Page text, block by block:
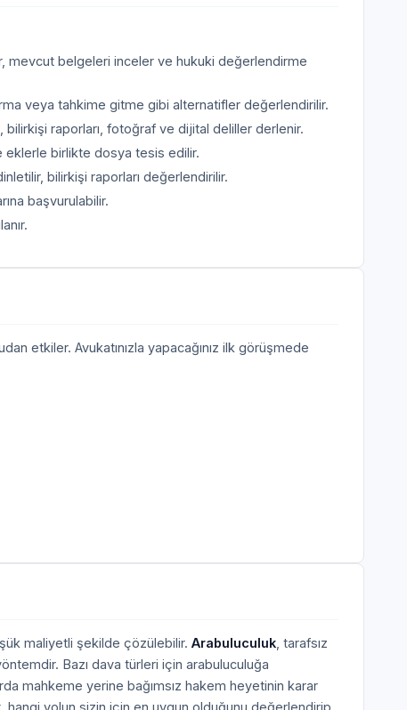
mevcut belgeleri inceler ve hukuki değerlendirme
veya tahkime gitme gibi alternatifler değerlendirilir.
raporları, fotoğraf ve dijital deliller derlenir.
eklerle birlikte dosya tesis edilir.
bilirkişi raporları değerlendirilir.
başvurulabilir.
etkiler. Avukatınızla yapacağınız ilk görüşmede
maliyetli şekilde çözülebilir. Arabuluculuk , tarafsız
Bazı dava türleri için arabuluculuğa
mahkeme yerine bağımsız hakem heyetinin karar
hangi yolun sizin için en uygun olduğunu değerlendirip